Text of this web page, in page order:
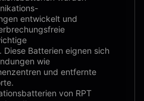
entwickelt und
Diese Batterien eignen sich
wie
und entfernte
von RPT